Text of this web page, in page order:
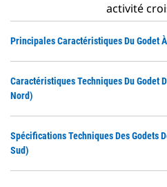
activité
Principales Caractéristiques Du Godet À
Caractéristiques Techniques Du Godet
Nord)
Spécifications Techniques Des Godets
Sud)